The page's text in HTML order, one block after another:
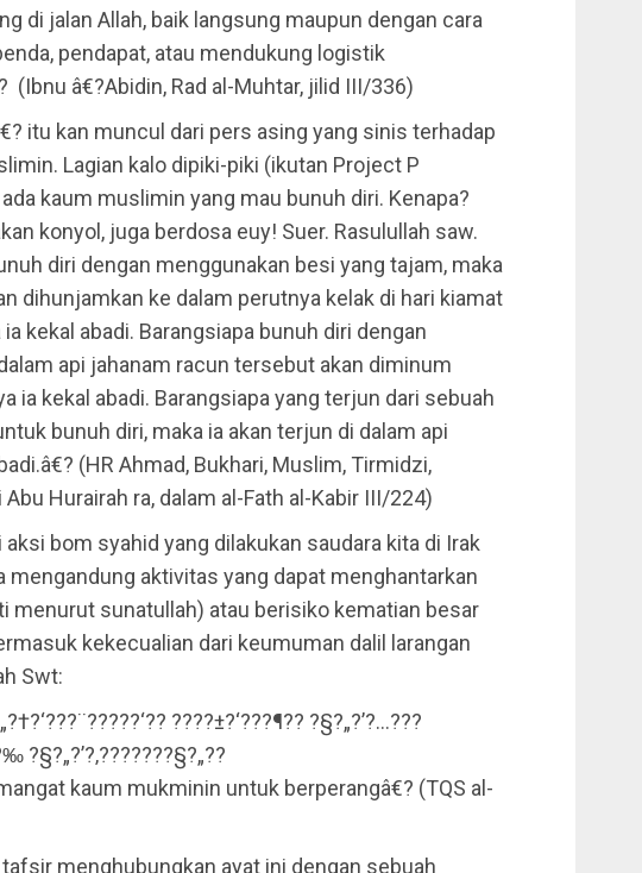
di jalan Allah, baik langsung maupun dengan cara
pendapat, atau mendukung logistik
(Ibnu â€?Abidin, Rad al-Muhtar, jilid III/336)
itu kan muncul dari pers asing yang sinis terhadap
Lagian kalo dipiki-piki (ikutan Project P
kaum muslimin yang mau bunuh diri. Kenapa?
konyol, juga berdosa euy! Suer. Rasulullah saw.
diri dengan menggunakan besi yang tajam, maka
dihunjamkan ke dalam perutnya kelak di hari kiamat
kekal abadi. Barangsiapa bunuh diri dengan
api jahanam racun tersebut akan diminum
ia kekal abadi. Barangsiapa yang terjun dari sebuah
bunuh diri, maka ia akan terjun di dalam api
(HR Ahmad, Bukhari, Muslim, Tirmidzi,
Hurairah ra, dalam al-Fath al-Kabir III/224)
bom syahid yang dilakukan saudara kita di Irak
mengandung aktivitas yang dapat menghantarkan
menurut sunatullah) atau berisiko kematian besar
kekecualian dari keumuman dalil larangan
Swt:
?­???±?‘???¶?? ?§?„?’?…???
?§?„?’?‚???????§?„??
kaum mukminin untuk berperangâ€? (TQS al-
menghubungkan ayat ini dengan sebuah